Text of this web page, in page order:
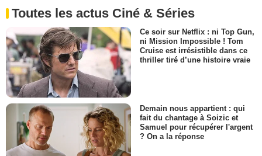
Toutes les actus Ciné & Séries
Ce soir sur Netflix : ni Top Gun,
ni Mission Impossible ! Tom
Cruise est irrésistible dans ce
thriller tiré d’une histoire vraie
Demain nous appartient : qui
fait du chantage à Soizic et
Samuel pour récupérer l'argent
? On a la réponse